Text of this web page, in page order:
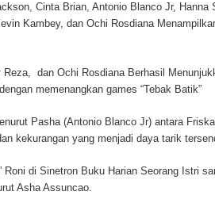
Cinta Brian, Antonio Blanco Jr, Hanna
Kambey, dan Ochi Rosdiana
dan Ochi Rosdiana Berhasil
memenangkan games “Tebak Batik”
Pasha (Antonio Blanco Jr) antara
kekurangan yang menjadi daya tarik
Roni di Sinetron Buku Harian Seorang Istri
Asha Assuncao.